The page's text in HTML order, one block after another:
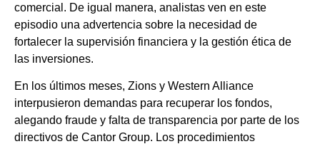
comercial. De igual manera, analistas ven en este
episodio una advertencia sobre la necesidad de
fortalecer la supervisión financiera y la gestión ética de
las inversiones.
En los últimos meses, Zions y Western Alliance
interpusieron demandas para recuperar los fondos,
alegando fraude y falta de transparencia por parte de los
directivos de Cantor Group. Los procedimientos